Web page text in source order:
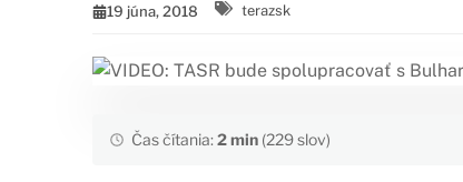
19 júna, 2018 terazsk
Čas čítania:2 min(229 slov)